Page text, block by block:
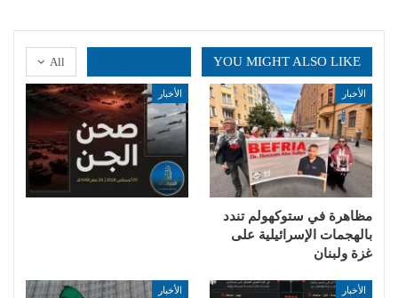
All YOU MIGHT ALSO LIKE
الأخبار
مظاهرة في ستوكهولم تندد
بالهجمات الإسرائيلية على
غزة ولبنان
الأخبار
الأخبار الأخبار